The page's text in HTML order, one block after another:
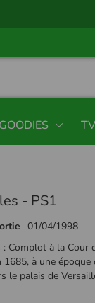
TV
- PS1
01/04/1998
: Complot à la Cour
1685, à une
le palais de